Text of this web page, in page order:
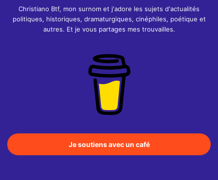
Christiano Btf, mon surnom et j'adore les sujets d'actualités
politiques, historiques, dramaturgiques, cinéphiles, poétique et
autres. Et je vous partages mes trouvailles.
Je soutiens avec un café